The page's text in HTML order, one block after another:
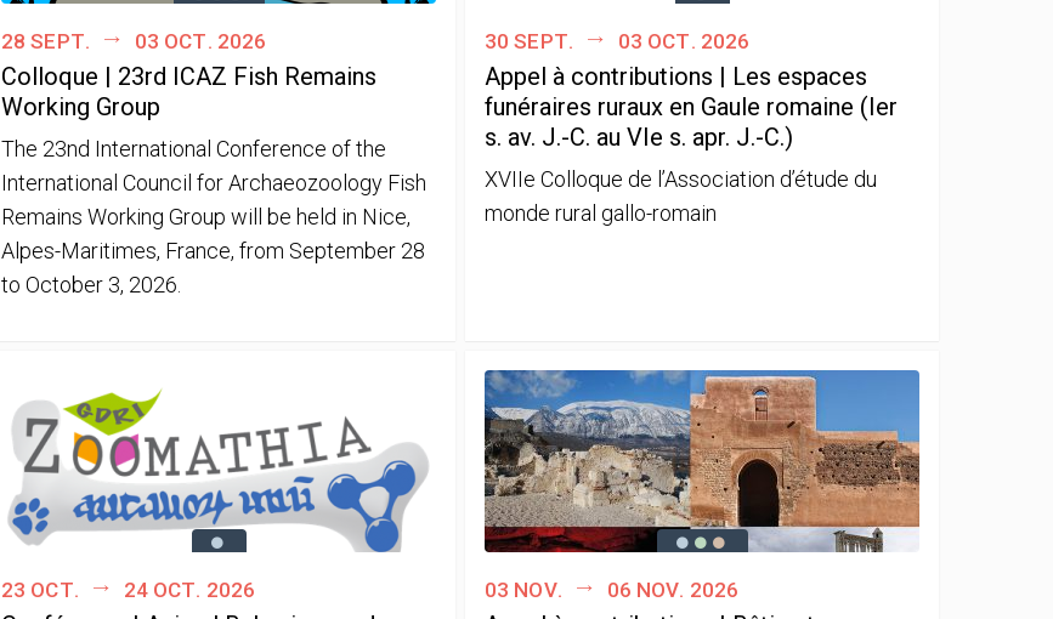
28 sept. 03 oct. 2026
Colloque | 23rd ICAZ Fish Remains
Working Group
The 23nd International Conference of the
International Council for Archaeozoology Fish
Remains Working Group will be held in Nice,
Alpes-Maritimes, France, from September 28
to October 3, 2026.
30 sept. 03 oct. 2026
Appel à contributions | Les espaces
funéraires ruraux en Gaule romaine (Ier
s. av. J.-C. au VIe s. apr. J.-C.)
XVIIe Colloque de l’Association d’étude du
monde rural gallo-romain
23 oct. 24 oct. 2026 03 nov. 06 nov. 2026